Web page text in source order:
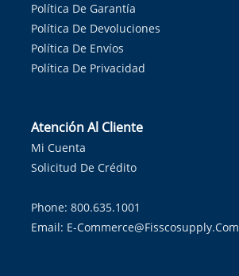
Política De Garantía
Política De Devoluciones
Política De Envíos
Política De Privacidad
Atención Al Cliente
Mi Cuenta
Solicitud De Crédito
Phone: 800.635.1001
Email: E-Commerce@fisscosupply.com